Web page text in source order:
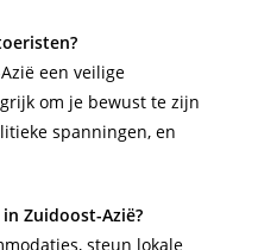
een veilige
om je bewust te zijn
spanningen, en
Zuidoost-Azië?
steun lokale